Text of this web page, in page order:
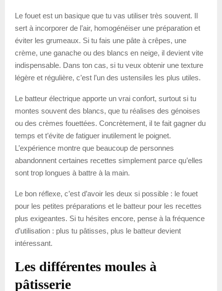
Le fouet est un basique que tu vas utiliser très souvent. Il
sert à incorporer de l’air, homogénéiser une préparation et
éviter les grumeaux. Si tu fais une pâte à crêpes, une
crème, une ganache ou des blancs en neige, il devient vite
indispensable. Dans ton cas, si tu veux obtenir une texture
légère et régulière, c’est l’un des ustensiles les plus utiles.
Le batteur électrique apporte un vrai confort, surtout si tu
montes souvent des blancs, que tu réalises des génoises
ou des crèmes fouettées. Concrètement, il te fait gagner du
temps et t’évite de fatiguer inutilement le poignet.
L’expérience montre que beaucoup de personnes
abandonnent certaines recettes simplement parce qu’elles
sont trop longues à battre à la main.
Le bon réflexe, c’est d’avoir les deux si possible : le fouet
pour les petites préparations et le batteur pour les recettes
plus exigeantes. Si tu hésites encore, pense à la fréquence
d’utilisation : plus tu pâtisses, plus le batteur devient
intéressant.
Les différentes moules à
pâtisserie